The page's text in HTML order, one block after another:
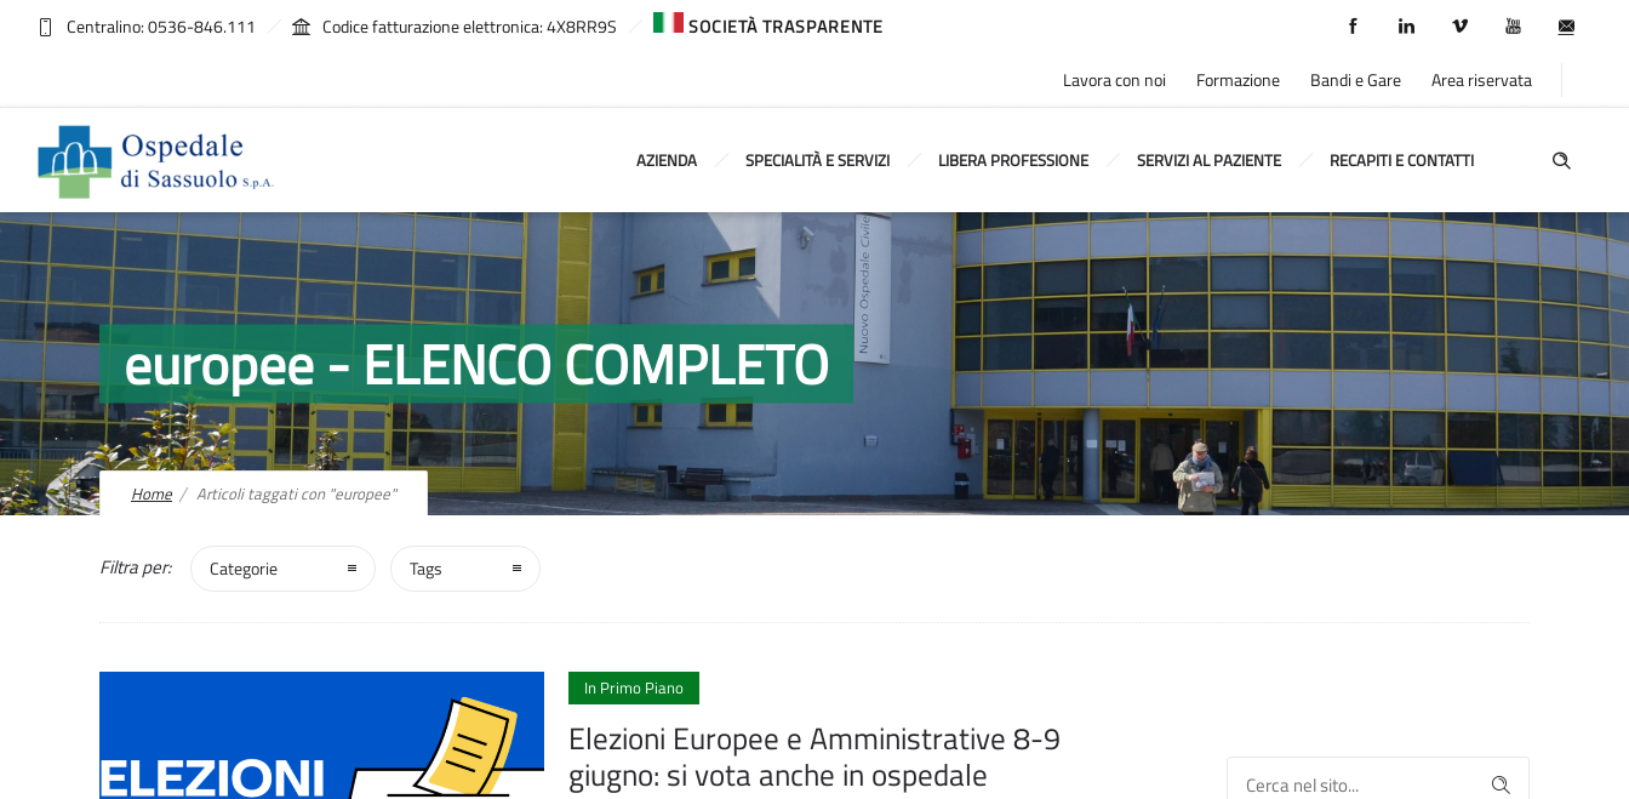
Centralino: 0536-846.111 Codice fatturazione elettronica: 4X8RR9S SOCIETÀ TRASPARENTE
Lavora con noi Formazione Bandi e Gare Area riservata
AZIENDA SPECIALITÀ E SERVIZI LIBERA PROFESSIONE SERVIZI AL PAZIENTE RECAPITI E CONTATTI
europee - ELENCO COMPLETO
Home Articoli taggati con "europee"
Filtra per: Categorie Tags
In Primo Piano
Elezioni Europee e Amministrative 8-9
giugno: si vota anche in ospedale